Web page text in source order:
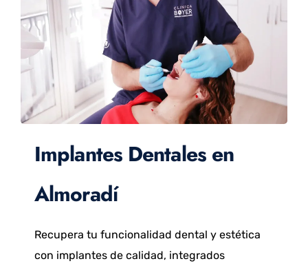
Implantes Dentales en
Almoradí
Recupera tu funcionalidad dental y estética
con implantes de calidad, integrados